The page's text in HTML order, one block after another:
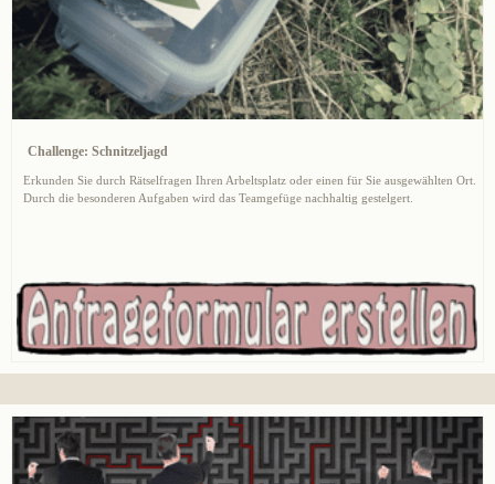
Challenge: Schnitzeljagd
Erkunden Sie durch Rätselfragen Ihren Arbeltsplatz oder einen für Sie ausgewählten Ort.
Durch die besonderen Aufgaben wird das Teamgefüge nachhaltig gestelgert.